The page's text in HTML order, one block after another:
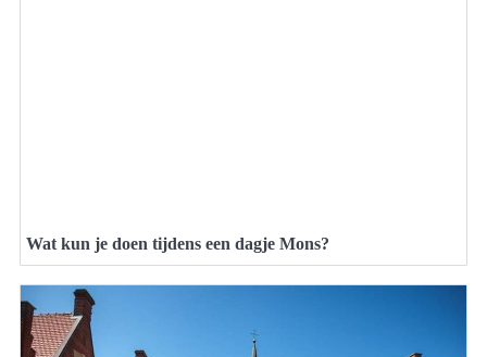
Wat kun je doen tijdens een dagje Mons?